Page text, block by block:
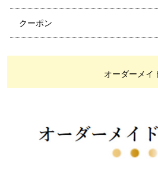
クーポン
オーダーメイ